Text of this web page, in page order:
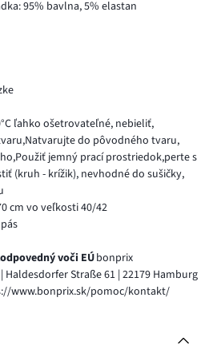
95% bavlna, 5% elastan
ľahko ošetrovateľné, nebieliť,
do pôvodného tvaru,
jemný prací prostriedok,perte s
(kruh - krížik), nevhodné do sušičky,
cm vo veľkosti 40/42
voči EÚbonprix
Haldesdorfer Straße 61 | 22179 Hamburg
www.bonprix.sk/pomoc/kontakt/